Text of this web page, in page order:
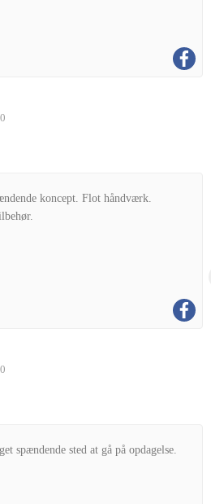
koncept. Flot håndværk.
spændende sted at gå på opdagelse.